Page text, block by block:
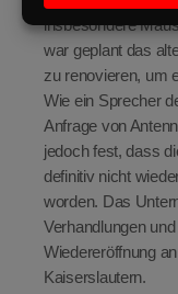
insbesondere
war geplant das
zu renovieren, um
Wie ein Sprecher
Anfrage von
jedoch fest, dass
definitiv nicht
worden. Das
Verhandlungen
Wiedereröffnung
Kaiserslautern.